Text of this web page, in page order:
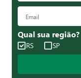
Qual sua região?
RS SP